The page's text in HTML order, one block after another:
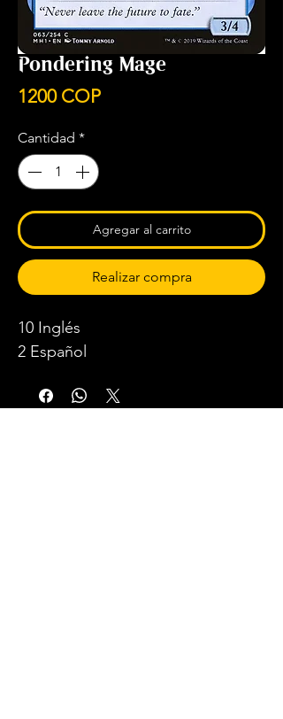
Pondering Mage
1200 COPPrecio
Cantidad *
Agregar al carrito
Realizar compra
10 Inglés
2 Español